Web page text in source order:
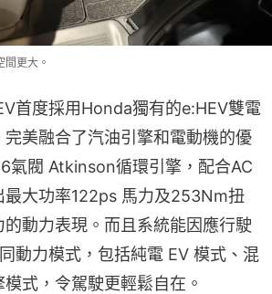
更大。
首度採用Honda獨有的e:HEV雙電
美融合了汽油引擎和電動機的優
氣閥 Atkinson循環引擎，配合AC
最大功率122ps 馬力及253Nm扭
動力表現。而且系統能因應行駛
動力模式，包括純電 EV 模式、混
式，令駕駛更輕鬆自在。